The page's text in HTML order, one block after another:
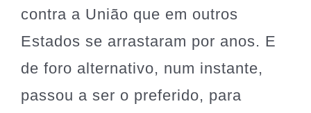
contra a União que em outros
Estados se arrastaram por anos. E
de foro alternativo, num instante,
passou a ser o preferido, para